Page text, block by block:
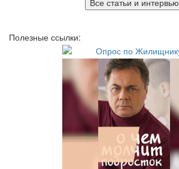
Полезные ссылки: